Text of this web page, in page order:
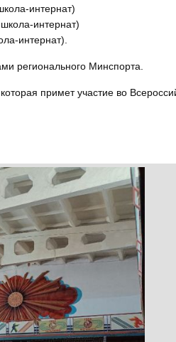
интернат)
интернат)
интернат).
регионального Минспорта.
примет участие во